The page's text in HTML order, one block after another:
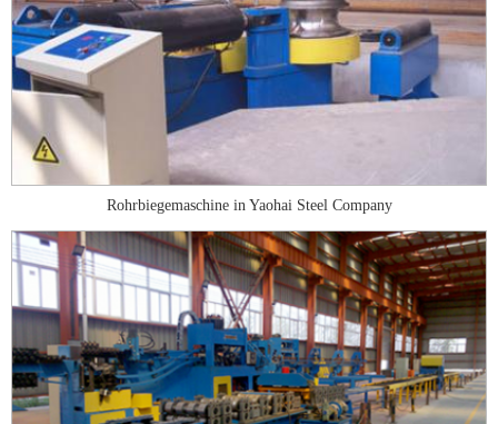
Rohrbiegemaschine in Yaohai Steel Company